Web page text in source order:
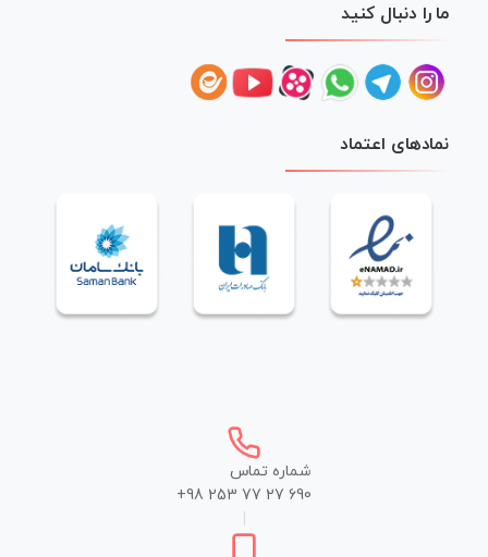
ما را دنبال کنید
نمادهای اعتماد
شماره تماس
+98 253 77 27 690